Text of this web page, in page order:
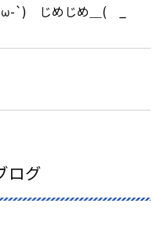
ω-`) じめじめ＿( _
ログ